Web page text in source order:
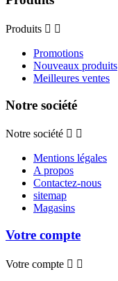
Produits  
Promotions
Nouveaux produits
Meilleures ventes
Notre société
Notre société  
Mentions légales
A propos
Contactez-nous
sitemap
Magasins
Votre compte
Votre compte  